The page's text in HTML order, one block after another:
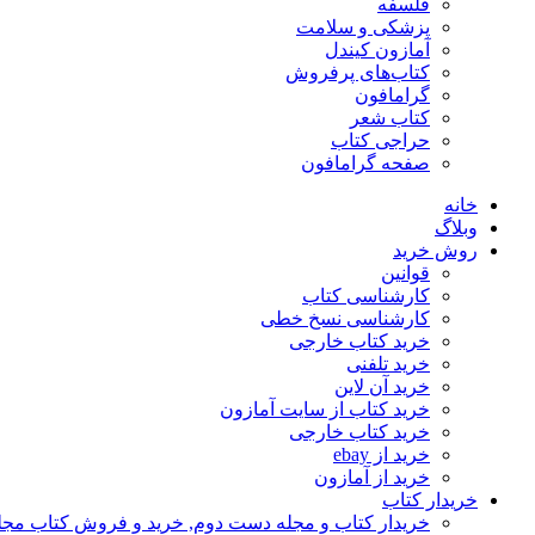
فلسفه
پزشکی و سلامت
آمازون کیندل
کتاب‌های پرفروش
گرامافون
کتاب شعر
حراجی کتاب
صفحه گرامافون
خانه
وبلاگ
روش خرید
قوانین
کارشناسی کتاب
کارشناسی نسخ خطی
خرید کتاب خارجی
خرید تلفنی
خرید آن لاین
خرید کتاب از سایت آمازون
خرید کتاب خارجی
خرید از ebay
خرید از آمازون
خریدار کتاب
خریدار کتاب و مجله دست دوم, خرید و فروش کتاب